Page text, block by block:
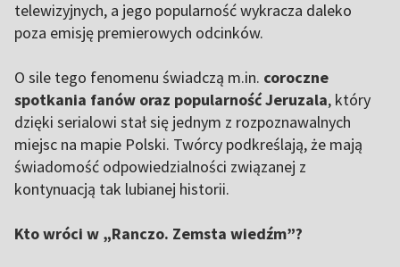
telewizyjnych, a jego popularność wykracza daleko
poza emisję premierowych odcinków.
O sile tego fenomenu świadczą m.in. coroczne
spotkania fanów oraz popularność Jeruzala, który
dzięki serialowi stał się jednym z rozpoznawalnych
miejsc na mapie Polski. Twórcy podkreślają, że mają
świadomość odpowiedzialności związanej z
kontynuacją tak lubianej historii.
Kto wróci w „Ranczo. Zemsta wiedźm”?